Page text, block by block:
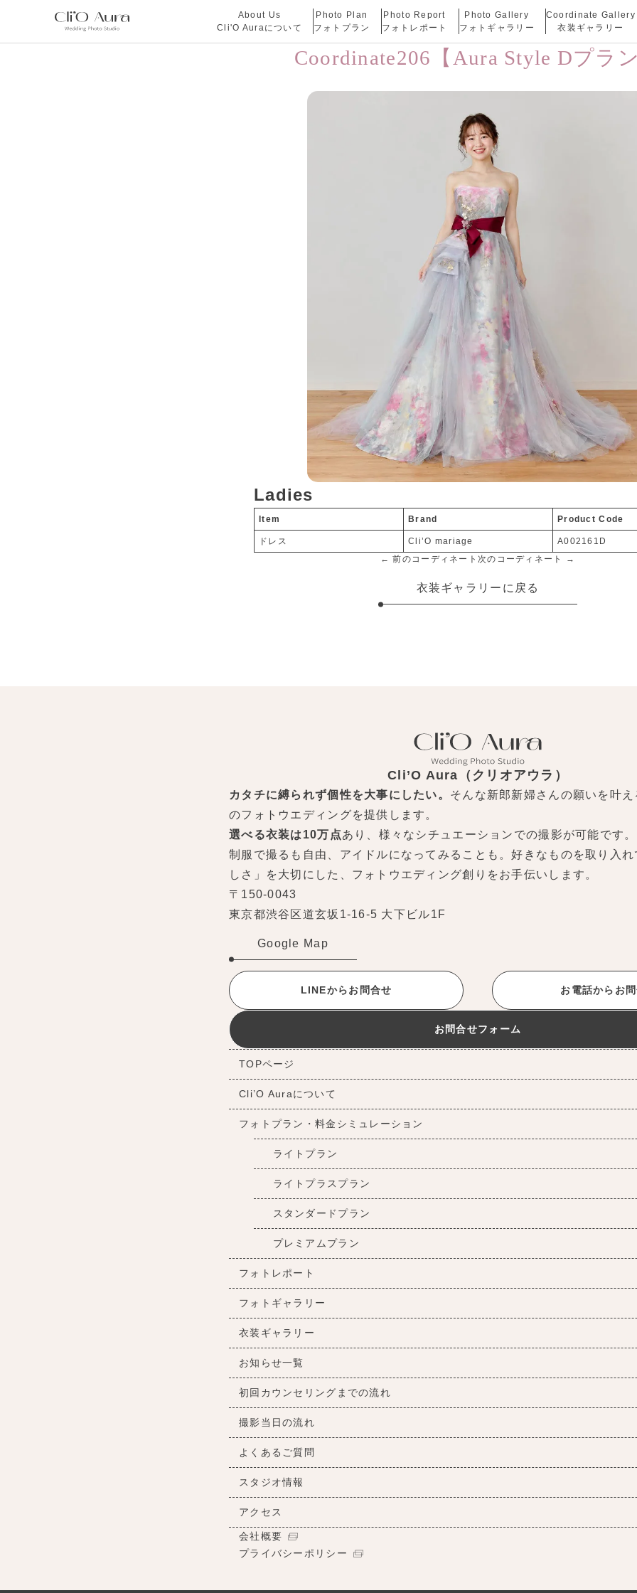
About Us
Cli'O Auraについて
Photo Plan
フォトプラン
Photo Report
フォトレポート
Photo Gallery
フォトギャラリー
Coordinate Gallery
衣装ギャラリー
Coordinate206【Aura Style Dプラ
Ladies
Item Brand Product Code
ドレス Cli’O mariage
A002161D
← 前のコーディネート 次のコーディネート →
衣装ギャラリーに戻る
Cli’O Aura（クリオアウラ）
カタチに縛られず個性を大事にしたい。 そんな新郎新婦さんの願いを叶
のフォトウエディングを提供します。
選べる衣装は10万点あり、様々なシチュエーションでの撮影が可能です
制服で撮るも自由、アイドルになってみることも。好きなものを取り入
しさ」を大切にした、フォトウエディング創りをお手伝いします。
〒150-0043
東京都渋谷区道玄坂1-16-5 大下ビル1F
Google Map
LINEからお問合せ お電話からお
お問合せフォーム
TOPページ
Cli’O Auraについて
フォトプラン・料金シミュレーション
ライトプラン
ライトプラスプラン
スタンダードプラン
プレミアムプラン
フォトレポート
フォトギャラリー
衣装ギャラリー
お知らせ一覧
初回カウンセリングまでの流れ
撮影当日の流れ
よくあるご質問
スタジオ情報
アクセス
会社概要
プライバシーポリシー